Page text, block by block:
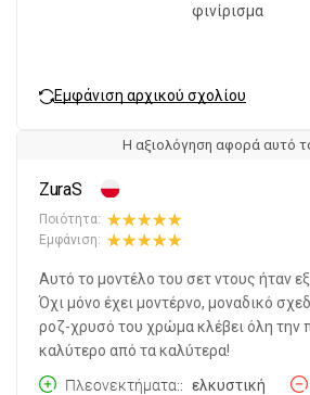
φινίρισμα
Εμφάνιση αρχικού σχολίου
Η αξιολόγηση αφορά αυτό
ZuraS
Ποιότητα:
Εμφάνιση:
Αυτό το μοντέλο του σετ ντους ήταν
Όχι μόνο έχει μοντέρνο, μοναδικό
ροζ-χρυσό του χρώμα κλέβει όλη την
καλύτερο από τα καλύτερα!
Πλεονεκτήματα:
ελκυστική